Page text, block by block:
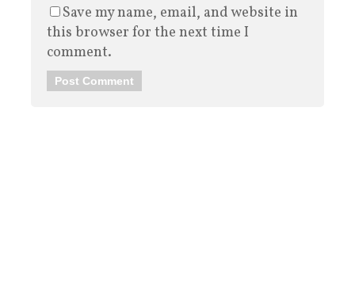
Save my name, email, and website in
this browser for the next time I
comment.